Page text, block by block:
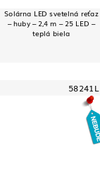
Solárna LED svetelná reťaz
– huby – 2,4 m – 25 LED –
teplá biela
58241L